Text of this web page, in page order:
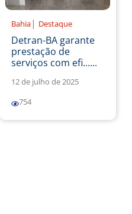
Bahia | Destaque
Detran-BA garante
prestação de
serviços com efi......
12 de julho de 2025
754